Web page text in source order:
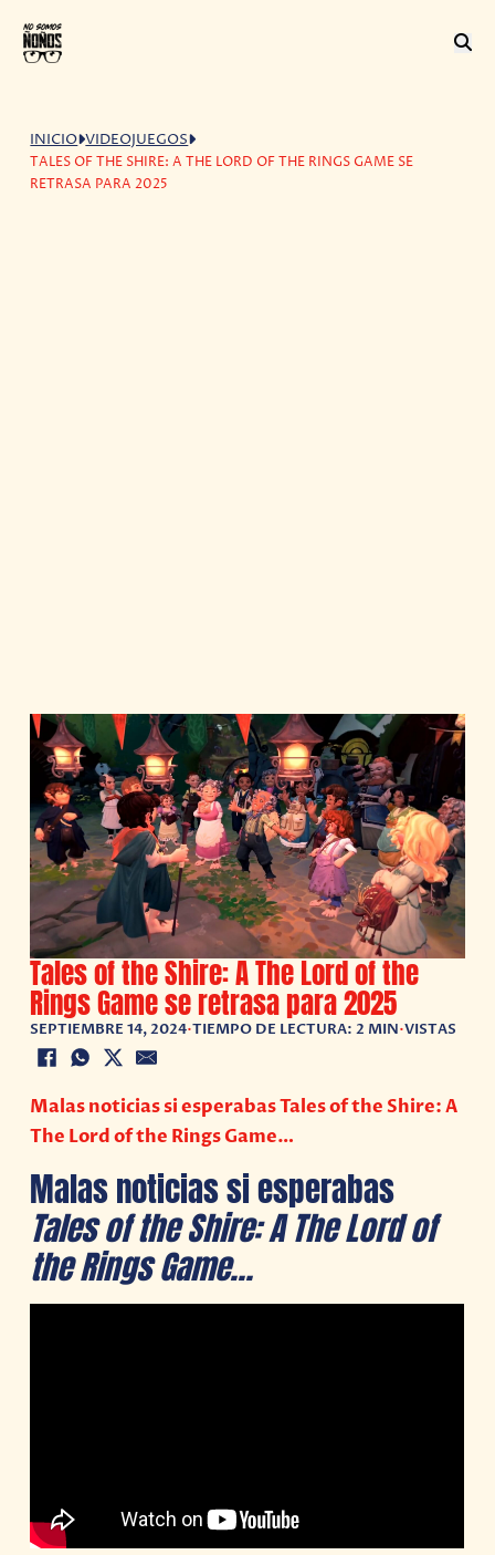
INICIO VIDEOJUEGOS
TALES OF THE SHIRE: A THE LORD OF THE RINGS GAME SE
RETRASA PARA 2025
Tales of the Shire: A The Lord of the
Rings Game se retrasa para 2025
SEPTIEMBRE 14, 2024•TIEMPO DE LECTURA: 2 MIN•VISTAS
Malas noticias si esperabas Tales of the Shire: A
The Lord of the Rings Game…
Malas noticias si esperabas
Tales of the Shire: A The Lord of
the Rings Game…